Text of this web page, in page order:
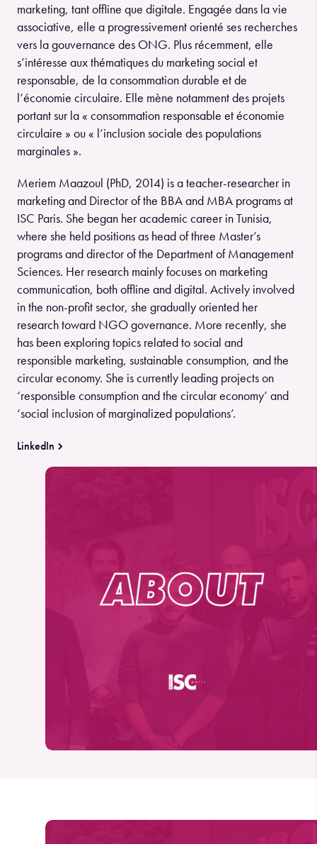
marketing, tant offline que digitale. Engagée dans la vie
associative, elle a progressivement orienté ses recherches
vers la gouvernance des ONG. Plus récemment, elle
s’intéresse aux thématiques du marketing social et
responsable, de la consommation durable et de
l’économie circulaire. Elle mène notamment des projets
portant sur la « consommation responsable et économie
circulaire » ou « l’inclusion sociale des populations
marginales ».
Meriem Maazoul (PhD, 2014) is a teacher-researcher in
marketing and Director of the BBA and MBA programs at
ISC Paris. She began her academic career in Tunisia,
where she held positions as head of three Master’s
programs and director of the Department of Management
Sciences. Her research mainly focuses on marketing
communication, both offline and digital. Actively involved
in the non-profit sector, she gradually oriented her
research toward NGO governance. More recently, she
has been exploring topics related to social and
responsible marketing, sustainable consumption, and the
circular economy. She is currently leading projects on
‘responsible consumption and the circular economy’ and
‘social inclusion of marginalized populations’.
LinkedIn